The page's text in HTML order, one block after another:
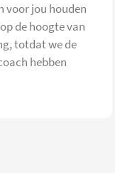
voor jou houden
de hoogte van
totdat we de
hebben